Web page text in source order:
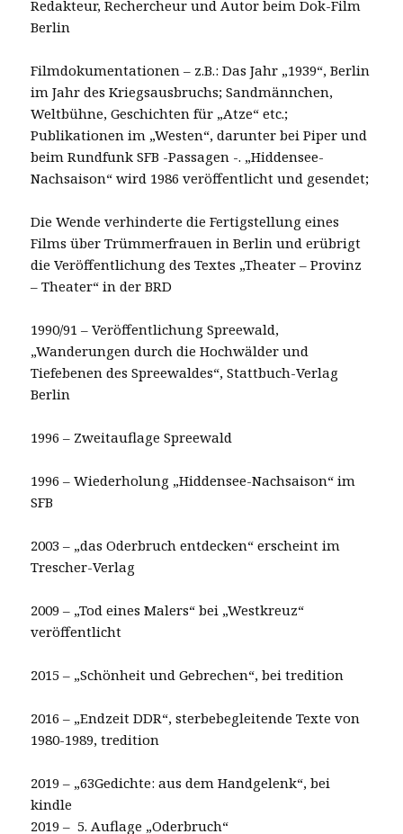
Redakteur, Rechercheur und Autor beim Dok-Film
Berlin
Filmdokumentationen – z.B.: Das Jahr „1939“, Berlin
im Jahr des Kriegsausbruchs; Sandmännchen,
Weltbühne, Geschichten für „Atze“ etc.;
Publikationen im „Westen“, darunter bei Piper und
beim Rundfunk SFB -Passagen -. „Hiddensee-
Nachsaison“ wird 1986 veröffentlicht und gesendet;
Die Wende verhinderte die Fertigstellung eines
Films über Trümmerfrauen in Berlin und erübrigt
die Veröffentlichung des Textes „Theater – Provinz
– Theater“ in der BRD
1990/91 – Veröffentlichung Spreewald,
„Wanderungen durch die Hochwälder und
Tiefebenen des Spreewaldes“, Stattbuch-Verlag
Berlin
1996 – Zweitauflage Spreewald
1996 – Wiederholung „Hiddensee-Nachsaison“ im
SFB
2003 – „das Oderbruch entdecken“ erscheint im
Trescher-Verlag
2009 – „Tod eines Malers“ bei „Westkreuz“
veröffentlicht
2015 – „Schönheit und Gebrechen“, bei tredition
2016 – „Endzeit DDR“, sterbebegleitende Texte von
1980-1989, tredition
2019 – „63Gedichte: aus dem Handgelenk“, bei
kindle
2019 – 5. Auflage „Oderbruch“